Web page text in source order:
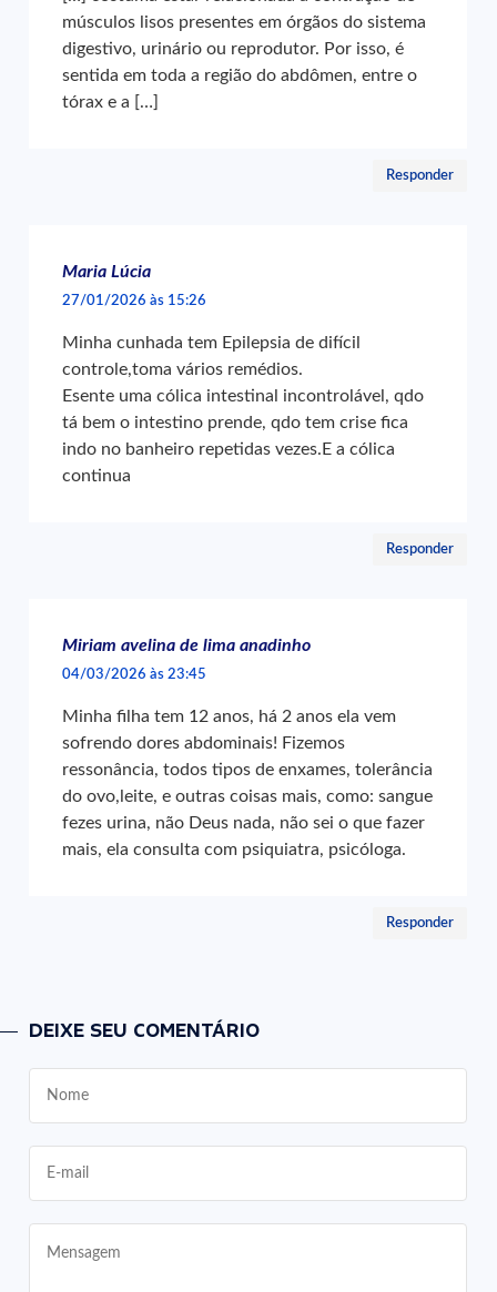
músculos lisos presentes em órgãos do sistema
digestivo, urinário ou reprodutor. Por isso, é
sentida em toda a região do abdômen, entre o
tórax e a […]
Responder
Maria Lúcia
27/01/2026 às 15:26
Minha cunhada tem Epilepsia de difícil
controle,toma vários remédios.
Esente uma cólica intestinal incontrolável, qdo
tá bem o intestino prende, qdo tem crise fica
indo no banheiro repetidas vezes.E a cólica
continua
Responder
Miriam avelina de lima anadinho
04/03/2026 às 23:45
Minha filha tem 12 anos, há 2 anos ela vem
sofrendo dores abdominais! Fizemos
ressonância, todos tipos de enxames, tolerância
do ovo,leite, e outras coisas mais, como: sangue
fezes urina, não Deus nada, não sei o que fazer
mais, ela consulta com psiquiatra, psicóloga.
Responder
DEIXE SEU COMENTÁRIO